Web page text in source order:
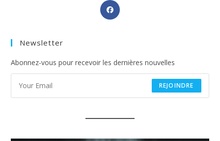
Opens
Newsletter
Abonnez-vous pour recevoir les dernières nouvelles
REJOINDRE